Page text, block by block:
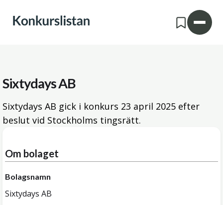
Sixtydays AB
Sixtydays AB gick i konkurs 23 april 2025 efter
beslut vid Stockholms tingsrätt.
Om bolaget
Bolagsnamn
Sixtydays AB